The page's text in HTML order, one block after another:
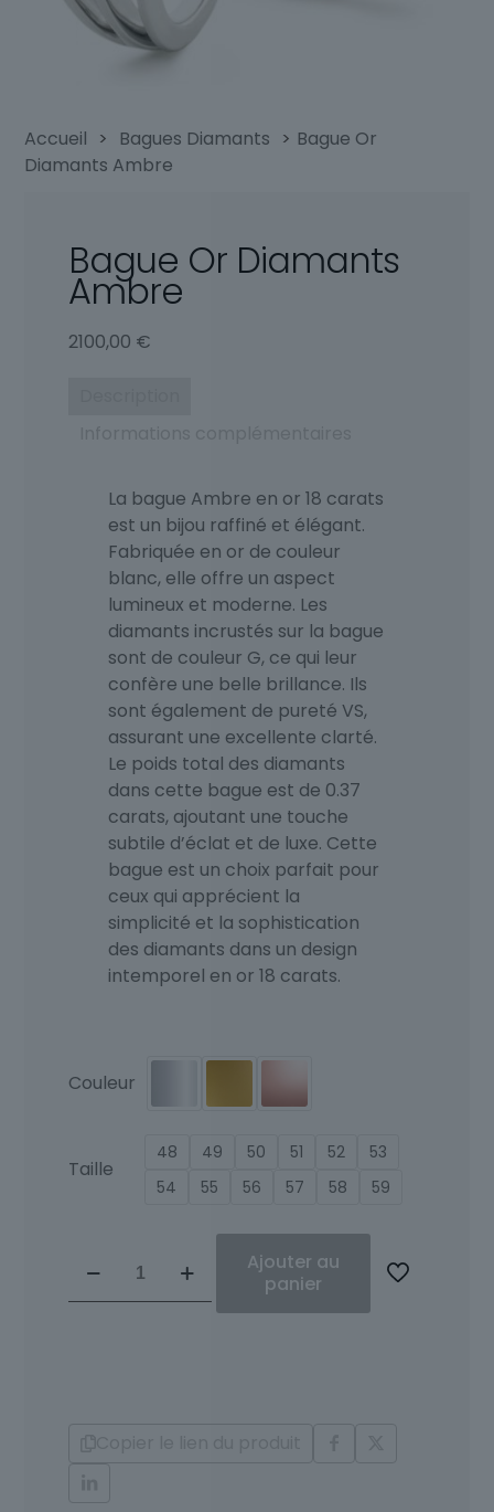
Accueil > Bagues Diamants > Bague Or
Diamants Ambre
Bague Or Diamants
Ambre
2100,00 €
La bague Ambre en or 18 carats
est un bijou raffiné et élégant.
Fabriquée en or de couleur
blanc, elle offre un aspect
lumineux et moderne. Les
diamants incrustés sur la bague
sont de couleur G, ce qui leur
confère une belle brillance. Ils
sont également de pureté VS,
assurant une excellente clarté.
Le poids total des diamants
dans cette bague est de 0.37
carats, ajoutant une touche
subtile d’éclat et de luxe. Cette
bague est un choix parfait pour
ceux qui apprécient la
simplicité et la sophistication
des diamants dans un design
intemporel en or 18 carats.
Couleur
Taille
48 49 50 51 52
53
54
55 56 57 58 59
Bague
Ajouter au
panier